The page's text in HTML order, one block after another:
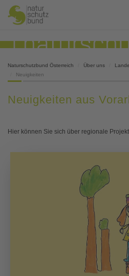
Naturschutzbund Österreich Über uns
Neuigkeiten
Neuigkeiten aus
Hier können Sie sich über regionale